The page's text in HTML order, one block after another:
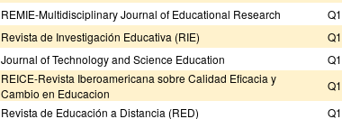
REMIE-Multidisciplinary Journal of Educational Research Q1
Revista de Investigación Educativa (RIE) Q1
Journal of Technology and Science Education Q1
REICE-Revista Iberoamericana sobre Calidad Eficacia y
Cambio en Educacion
Q1
Revista de Educación a Distancia (RED) Q1